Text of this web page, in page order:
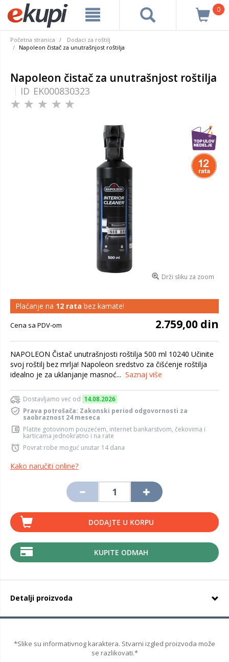
0
Početna stranica
Dodaci za roštilj
Napoleon čistač za unutrašnjost roštilja
Napoleon čistač za unutrašnjost roštilja
ID EK000830323
Drži sliku za zoom
Plaćanje na 12 rata bez kamate!
Cena sa PDV-om 2.759,00 din
NAPOLEON Čistač unutrašnjosti roštilja 500 ml 10240 Učinite
svoj roštilj bez mrlja! Napoleon sredstvo za čišćenje roštilja
idealno je za uklanjanje masnoć... Saznaj više
Dostavljamo već od 14.08.2026
Prava potrošača: Zakonski period odgovornosti za
saobraznost 24 meseca
Platite gotovinom pouzećem, internet bankarstvom, čekovima i
karticama jednokratno i na rate
Povrat robe moguć unutar 14 dana
Kako naručiti online?
DODAJTE U KORPU
KUPITE ODMAH
Detalji proizvoda
*Slike su informativnog karaktera. Stvarni izgled proizvoda može
se razlikovati.*